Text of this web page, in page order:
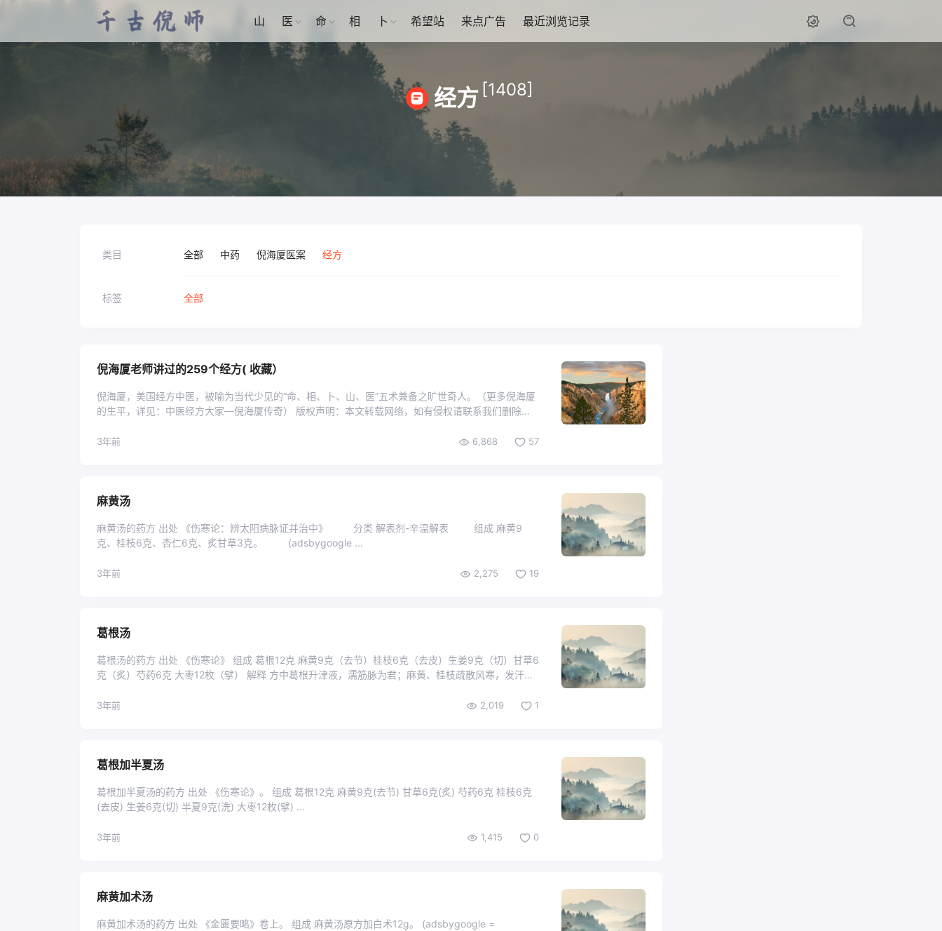
山 医 命 相 卜 希望站 来点广告 最近浏览记录
经方 [1408]
类目 全部 中药 倪海厦医案 经方
标签 全部
倪海厦老师讲过的259个经方( 收藏）
倪海厦，美国经方中医，被喻为当代少见的“命、相、卜、山、医”五术兼备之旷世奇人。（更多倪海厦
的生平，详见：中医经方大家—倪海厦传奇） 版权声明：本文转载网络，如有侵权请联系我们删除，
3年前 6,868 57
麻黄汤
麻黄汤的药方 出处 《伤寒论：辨太阳病脉证并治中》 分类 解表剂-辛温解表 组成 麻黄9
克、桂枝6克、杏仁6克、炙甘草3克。 (adsbygoogle ...
3年前 2,275 19
葛根汤
葛根汤的药方 出处 《伤寒论》 组成 葛根12克 麻黄9克（去节）桂枝6克（去皮）生姜9克（切）甘草6
克（炙）芍药6克 大枣12枚（擘） 解释 方中葛根升津液，濡筋脉为君；麻黄、桂枝疏散风寒，发汗解
3年前 2,019 1
葛根加半夏汤
葛根加半夏汤的药方 出处 《伤寒论》。 组成 葛根12克 麻黄9克(去节) 甘草6克(炙) 芍药6克 桂枝6克
(去皮) 生姜6克(切) 半夏9克(洗) 大枣12枚(擘) ...
3年前 1,415 0
麻黄加术汤
麻黄加术汤的药方 出处 《金匮要略》卷上。 组成 麻黄汤原方加白术12g。 (adsbygoogle =